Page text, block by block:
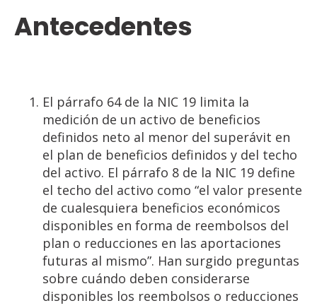
Antecedentes
El párrafo 64 de la NIC 19 limita la
medición de un activo de beneficios
definidos neto al menor del superávit en
el plan de beneficios definidos y del techo
del activo. El párrafo 8 de la NIC 19 define
el techo del activo como “el valor presente
de cualesquiera beneficios económicos
disponibles en forma de reembolsos del
plan o reducciones en las aportaciones
futuras al mismo”. Han surgido preguntas
sobre cuándo deben considerarse
disponibles los reembolsos o reducciones